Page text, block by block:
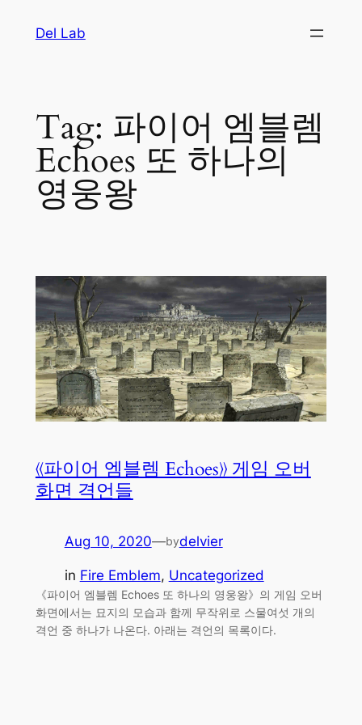
Del Lab
Tag: 파이어 엠블렘
Echoes 또 하나의
영웅왕
《파이어 엠블렘 Echoes》 게임 오버
화면 격언들
Aug 10, 2020—bydelvier
in Fire Emblem, Uncategorized
《파이어 엠블렘 Echoes 또 하나의 영웅왕》의 게임 오버
화면에서는 묘지의 모습과 함께 무작위로 스물여섯 개의
격언 중 하나가 나온다. 아래는 격언의 목록이다.